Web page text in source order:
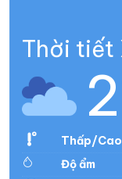
Thời tiết
Thấp/Cao
Độ ẩm